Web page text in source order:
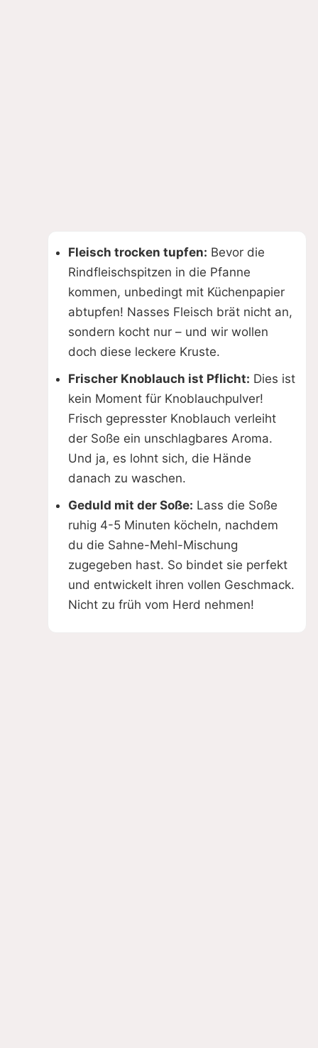
Fleisch trocken tupfen: Bevor die
Rindfleischspitzen in die Pfanne
kommen, unbedingt mit Küchenpapier
abtupfen! Nasses Fleisch brät nicht an,
sondern kocht nur – und wir wollen
doch diese leckere Kruste.
Frischer Knoblauch ist Pflicht: Dies ist
kein Moment für Knoblauchpulver!
Frisch gepresster Knoblauch verleiht
der Soße ein unschlagbares Aroma.
Und ja, es lohnt sich, die Hände
danach zu waschen.
Geduld mit der Soße: Lass die Soße
ruhig 4-5 Minuten köcheln, nachdem
du die Sahne-Mehl-Mischung
zugegeben hast. So bindet sie perfekt
und entwickelt ihren vollen Geschmack.
Nicht zu früh vom Herd nehmen!